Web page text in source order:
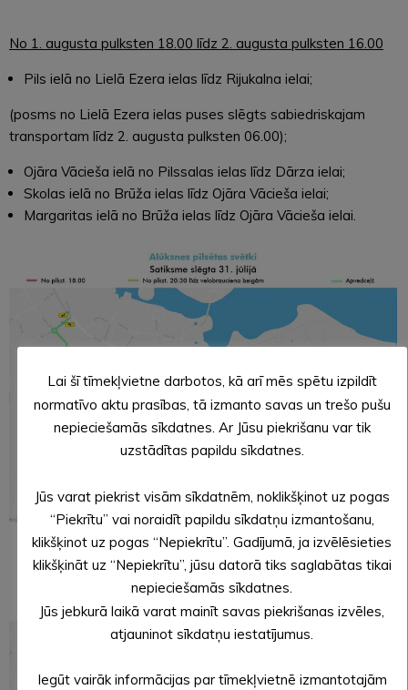
No 1. augusta pulksten 18.00 līdz 2. augusta pulksten 16.00
Pils ielā no Lielā Ezera ielas līdz Rijukalna ielai;
(posms no Lielā Ezera ielas puses slēgts sabiedriskajam
transportam līdz 2. augusta pulksten 06.00);
Ojāra Vācieša ielā no Pilssalas ielas līdz Dārza ielai;
Skolas ielā no Brūža ielas līdz Ojāra Vācieša ielai;
Margaritas ielā no Brūža ielas līdz Ojāra Vācieša ielai.
Lai šī tīmekļvietne darbotos, kā arī mēs spētu izpildīt
normatīvo aktu prasības, tā izmanto savas un trešo pušu
nepieciešamās sīkdatnes. Ar Jūsu piekrišanu var tik
uzstādītas papildu sīkdatnes.
Jūs varat piekrist visām sīkdatnēm, noklikšķinot uz pogas
“Piekrītu” vai noraidīt papildu sīkdatņu izmantošanu,
klikšķinot uz pogas “Nepiekrītu”. Gadījumā, ja izvēlēsieties
klikšķināt uz “Nepiekrītu”, jūsu datorā tiks saglabātas tikai
nepieciešamās sīkdatnes.
Jūs jebkurā laikā varat mainīt savas piekrišanas izvēles,
atjauninot sīkdatņu iestatījumus.
Iegūt vairāk informācijas par tīmekļvietnē izmantotajām